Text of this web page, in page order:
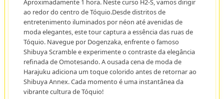
Aproximadamente 1 hora. Neste curso H2-S, vamos dirigir
ao redor do centro de Tóquio.Desde distritos de
entretenimento iluminados por néon até avenidas de
moda elegantes, este tour captura a essência das ruas de
Tóquio. Navegue por Dogenzaka, enfrente o famoso
Shibuya Scramble e experimente o contraste da elegância
refinada de Omotesando. A ousada cena de moda de
Harajuku adiciona um toque colorido antes de retornar ao
Shibuya Annex. Cada momento é uma instantânea da
vibrante cultura de Tóquio!